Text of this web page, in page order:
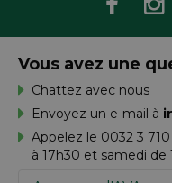
Vous avez une
Chattez avec nous
Envoyez un e-mail à
Appelez le 0032 3
à 17h30 et samedi de